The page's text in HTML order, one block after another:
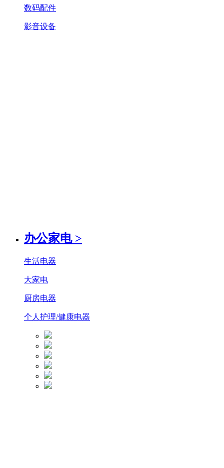
数码配件
影音设备
办公家电 >
生活电器
大家电
厨房电器
个人护理/健康电器